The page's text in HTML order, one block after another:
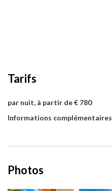
Tarifs
par nuit, à partir de € 780
Informations complémentaires
Photos